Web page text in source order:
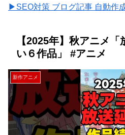
▶SEO対策 ブログ記事 自動作
【2025年】秋アニメ
い６作品」 #アニメ
新作アニメ